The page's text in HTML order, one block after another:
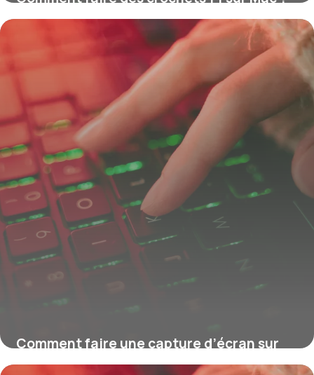
16 juillet 2026
Comment faire une capture d’écran sur
Mac ?